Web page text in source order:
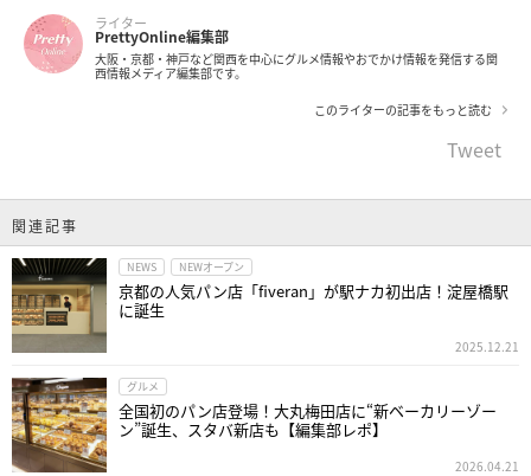
ライター
PrettyOnline編集部
大阪・京都・神戸など関西を中心にグルメ情報やおでかけ情報を発信する関
西情報メディア編集部です。
このライターの記事をもっと読む
Tweet
関連記事
NEWS NEWオープン
京都の人気パン店「fiveran」が駅ナカ初出店！淀屋橋駅
に誕生
2025.12.21
グルメ
全国初のパン店登場！大丸梅田店に“新ベーカリーゾー
ン”誕生、スタバ新店も【編集部レポ】
2026.04.21